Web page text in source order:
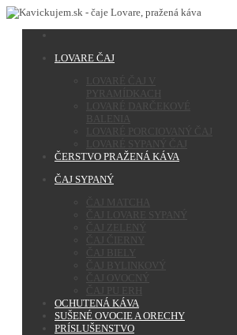
LOVARE ČAJ
LOVARÉ ČAJ V
PYRAMÍDKACH
LOVARÉ DARČEKOVÉ
BALENIA
LOVARÉ PORCIOVANÝ ČAJ
LOVARÉ SYPANÝ ČAJ
ČERSTVO PRAŽENÁ KÁVA
ČAJ SYPANÝ
ČAJ MATCHA
ČAJ LOVARE SYPANÝ
ČAJ ZELENÝ
ČAJ ČIERNY
ČAJ BIELY
ČAJ BYLINKOVÝ
ČAJ OVOCNÝ
ČAJ PU ERH
OCHUTENÁ KÁVA
SUŠENÉ OVOCIE A ORECHY
PRÍSLUŠENSTVO